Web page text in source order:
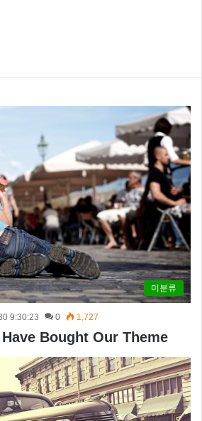
미분류
9:30:23 0 1,727
Bought Our Theme